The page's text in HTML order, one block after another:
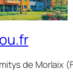
de Morlaix